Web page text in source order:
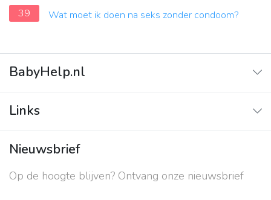
39
Wat moet ik doen na seks zonder condoom?
BabyHelp.nl
Vraag & Antwoord
Links
Contact
Over ons
Nieuwsbrief
Op de hoogte blijven? Ontvang onze nieuwsbrief